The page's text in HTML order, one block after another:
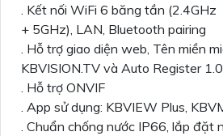
. Kết nối WiFi 6 băng tần (2.4GHz
+ 5GHz), LAN, Bluetooth pairing
. Hỗ trợ giao diện web, Tên miền
KBVISION.TV và Auto Register 1.0
. Hỗ trợ ONVIF
. App sử dụng: KBVIEW Plus,
. Chuẩn chống nước IP66, lắp đặt